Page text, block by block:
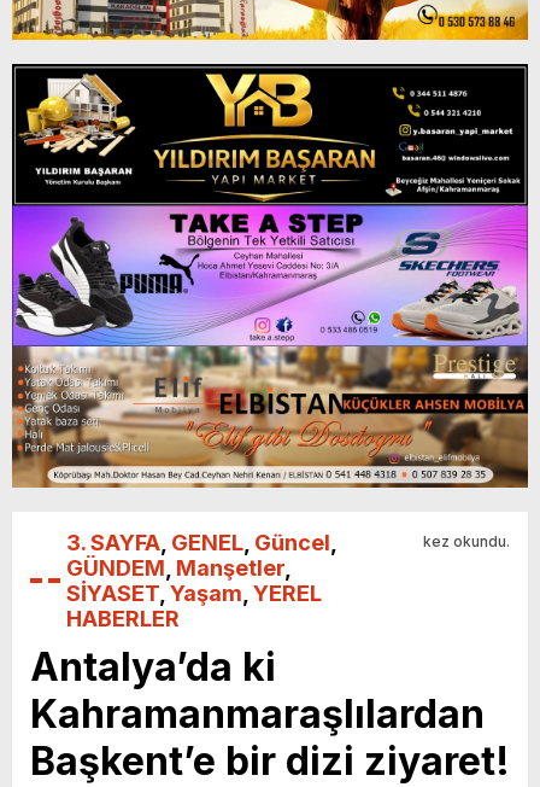
3. SAYFA GENEL Güncel
GÜNDEM Manşetler
SİYASET Yaşam YEREL
HABERLER
kez okundu.
Antalya’da ki
Kahramanmaraşlılardan
Başkent’e bir dizi ziyaret!